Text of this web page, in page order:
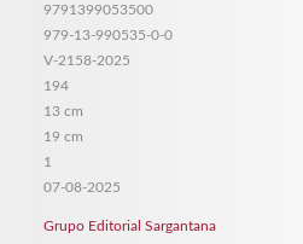
9791399053500
979-13-990535-0-0
V-2158-2025
194
13 cm
19 cm
1
07-08-2025
Grupo Editorial Sargantana